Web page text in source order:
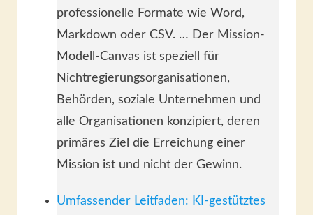
professionelle Formate wie Word,
Markdown oder CSV. … Der Mission-
Modell-Canvas ist speziell für
Nichtregierungsorganisationen,
Behörden, soziale Unternehmen und
alle Organisationen konzipiert, deren
primäres Ziel die Erreichung einer
Mission ist und nicht der Gewinn.
Umfassender Leitfaden: KI-gestütztes